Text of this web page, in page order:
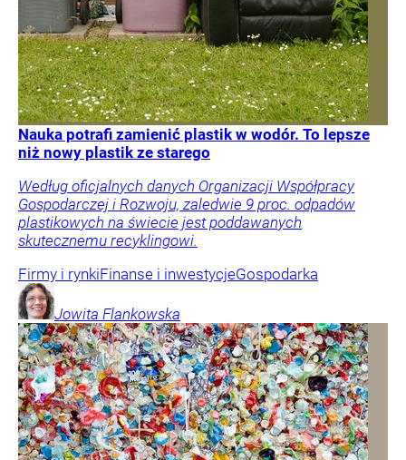
Nauka potrafi zamienić plastik w wodór. To lepsze
niż nowy plastik ze starego
Według oficjalnych danych Organizacji Współpracy
Gospodarczej i Rozwoju, zaledwie 9 proc. odpadów
plastikowych na świecie jest poddawanych
skutecznemu recyklingowi.
Firmy i rynkiFinanse i inwestycjeGospodarka
Jowita Flankowska